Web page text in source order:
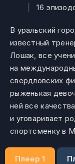
|16
В уральский
известный
Лошак, все
на
свердловских
рыженькая
ней все
и уговаривает
спортсменку в
Плеер 1